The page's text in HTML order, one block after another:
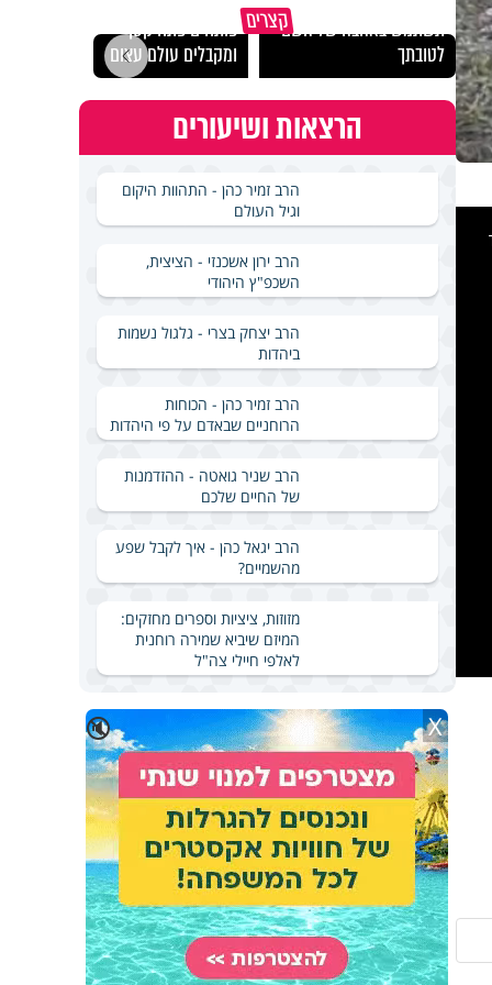
קצריםתשתמש באהבה של השם
לטובתך
פותחים פתח קטן -
ומקבלים עולם עצום
הרצאות ושיעורים
הרב זמיר כהן - התהוות היקום
וגיל העולם
הרב ירון אשכנזי - הציצית,
השכפ"ץ היהודי
הרב יצחק בצרי - גלגול נשמות
ביהדות
הרב זמיר כהן - הכוחות
הרוחניים שבאדם על פי היהדות
הרב שניר גואטה - ההזדמנות
של החיים שלכם
הרב יגאל כהן - איך לקבל שפע
מהשמיים?
מזוזות, ציציות וספרים מחזקים:
המיזם שיביא שמירה רוחנית
לאלפי חיילי צה"ל
🔇 X